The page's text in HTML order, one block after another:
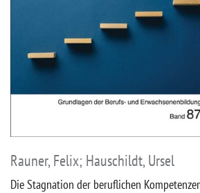
Rauner, Felix; Hauschildt, Ursel
Die Stagnation der beruflichen